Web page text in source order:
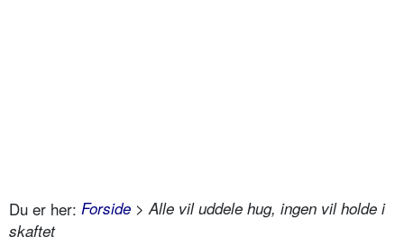
Du er her: Forside > Alle vil uddele hug, ingen vil holde i
skaftet